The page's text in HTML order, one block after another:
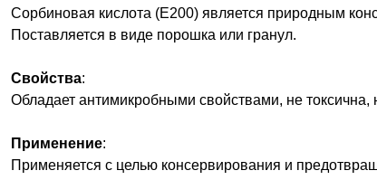
Сорбиновая кислота (Е200) является природным
Поставляется в виде порошка или гранул.
Свойства:
Обладает антимикробными свойствами, не токсична,
Применение:
Применяется с целью консервирования и